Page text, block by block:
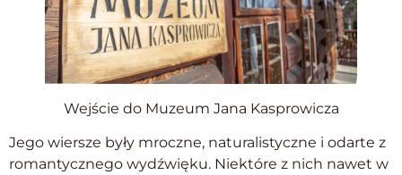
Wejście do Muzeum Jana Kasprowicza
Jego wiersze były mroczne, naturalistyczne i odarte z
romantycznego wydźwięku. Niektóre z nich nawet w